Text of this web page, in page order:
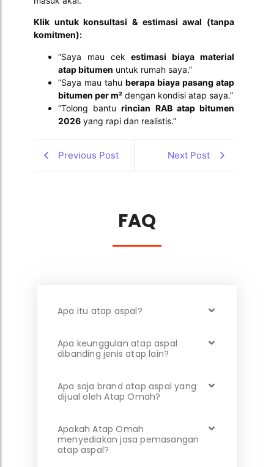
Klik untuk konsultasi & estimasi awal (tanpa
komitmen):
“Saya mau cekestimasi biaya material
atap bitumen untuk rumah saya.”
“Saya mau tahu berapa biaya pasang atap
bitumen per m² dengan kondisi atap saya.”
“Tolong banturincian RAB atap bitumen
2026 yang rapi dan realistis.”
Previous Post Next Post
FAQ
Apa itu atap aspal?
Apa keunggulan atap aspal
dibanding jenis atap lain?
Apa saja brand atap aspal yang
dijual oleh Atap Omah?
Apakah Atap Omah
menyediakan jasa pemasangan
atap aspal?